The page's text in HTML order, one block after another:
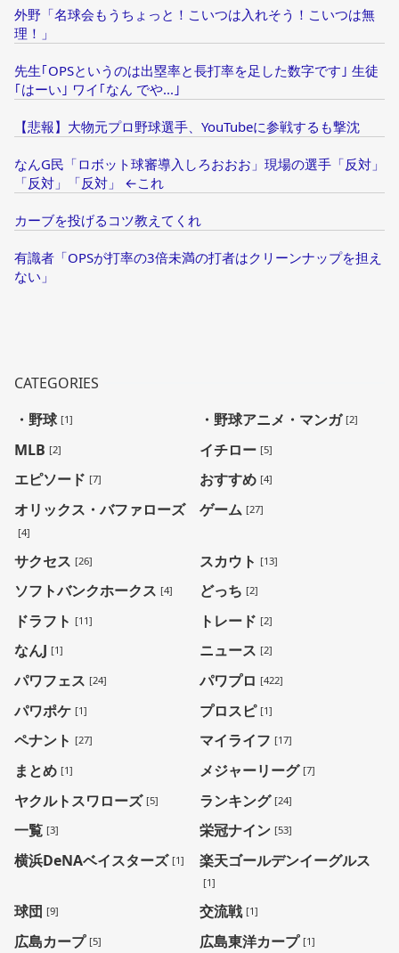
外野「名球会もうちょっと！こいつは入れそう！こいつは無
理！」
先生｢OPSというのは出塁率と長打率を足した数字です｣ 生徒
｢はーい｣ ワイ｢なん でや...｣
【悲報】大物元プロ野球選手、YouTubeに参戦するも撃沈
なんG民「ロボット球審導入しろおおお」現場の選手「反対」
「反対」「反対」 ←これ
カーブを投げるコツ教えてくれ
有識者「OPSが打率の3倍未満の打者はクリーンナップを担え
ない」
CATEGORIES
・野球 [1] ・野球アニメ・マンガ [2]
MLB [2] イチロー [5]
エピソード [7] おすすめ [4]
オリックス・バファローズ
[4]
ゲーム [27]
サクセス [26] スカウト [13]
ソフトバンクホークス [4] どっち [2]
ドラフト [11] トレード [2]
なんJ [1] ニュース [2]
パワフェス [24] パワプロ [422]
パワポケ [1] プロスピ [1]
ペナント [27] マイライフ [17]
まとめ [1] メジャーリーグ [7]
ヤクルトスワローズ [5] ランキング [24]
一覧 [3] 栄冠ナイン [53]
横浜DeNAベイスターズ [1] 楽天ゴールデンイーグルス
[1]
球団 [9] 交流戦 [1]
広島カープ [5] 広島東洋カープ [1]